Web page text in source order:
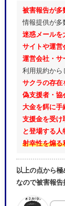
被害報告が多
情報提供が多
迷惑メールを
サイトや運営
運営会社・サ
利用規約から
サクラの存在
偽支援者・協
大金を餌に手
支援金を受け
と登場する人
射幸性を煽る
以上の点から
なので被害報告